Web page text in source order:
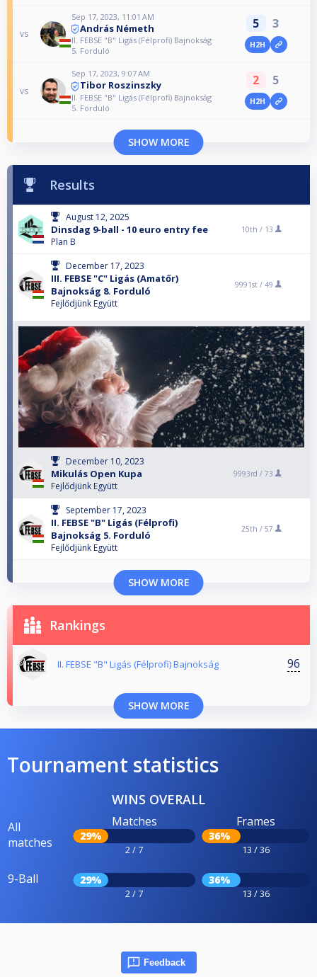
vs
Sep 17, 2023, 11:01 AM
András Németh
II. FEBSE "B" Ligás (Félprofi) Bajnokság
5. Forduló
5 3
H2H
vs
Sep 17, 2023, 9:07 AM
Tibor Roszinszky
II. FEBSE "B" Ligás (Félprofi) Bajnokság
5. Forduló
2 5
H2H
SHOW MORE
Results
August 12, 2025
Dinsdag 9-ball - 10 euro entry fee
Plan B
10th / 13
December 17, 2023
III. FEBSE "C" Ligás (Amatőr)
Bajnokság 8. Forduló
Fejlődjünk Együtt
9991st / 49
December 10, 2023
Mikulás Open Kupa
Fejlődjünk Együtt
9993rd / 73
September 17, 2023
II. FEBSE "B" Ligás (Félprofi)
Bajnokság 5. Forduló
Fejlődjünk Együtt
25th / 57
SHOW MORE
Rankings
II. FEBSE "B" Ligás (Félprofi) Bajnokság 96
SHOW MORE
Tournament statistics
WINS OVERALL
All
matches
Matches
29%
2 / 7
Frames
36%
13 / 36
9-Ball 29%
2 / 7
36%
13 / 36
Feedback